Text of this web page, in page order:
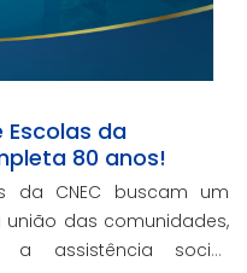
Escolas da
80 anos!
da CNEC buscam um
das comunidades,
assistência social,